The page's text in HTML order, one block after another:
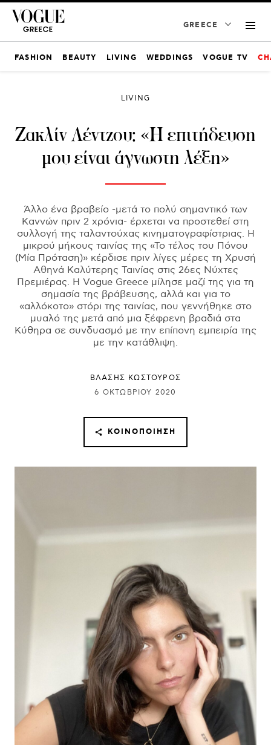
GREECE
FASHION BEAUTY LIVING WEDDINGS VOGUE TV
LIVING
Ζακλίν Λέντζου: «Η επιτήδευση
μου είναι άγνωστη λέξη»
Άλλο ένα βραβείο -μετά το πολύ σημαντικό των
Καννών πριν 2 χρόνια- έρχεται να προστεθεί στη
συλλογή της ταλαντούχας κινηματογραφίστριας. Η
μικρού μήκους ταινίας της «Το τέλος του Πόνου
(Μία Πρόταση)» κέρδισε πριν λίγες μέρες τη Χρυσή
Αθηνά Καλύτερης Ταινίας στις 26ες Νύχτες
Πρεμιέρας. Η Vogue Greece μίλησε μαζί της για τη
σημασία της βράβευσης, αλλά και για το
«αλλόκοτο» στόρι της ταινίας, που γεννήθηκε στο
μυαλό της μετά από μια ξέφρενη βραδιά στα
Κύθηρα σε συνδυασμό με την επίπονη εμπειρία της
με την κατάθλιψη.
ΒΛΑΣΗΣ ΚΩΣΤΟΥΡΟΣ
6 ΟΚΤΩΒΡΊΟΥ 2020
ΚΟΙΝΟΠΟΊΗΣΗ